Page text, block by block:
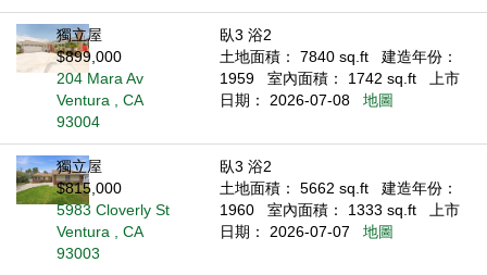
獨立屋
$899,000
204 Mara Av
Ventura , CA
93004
臥3 浴2
土地面積： 7840 sq.ft
建造年份：
1959
室內面積： 1742 sq.ft
上市
日期： 2026-07-08
地圖
獨立屋
$815,000
5983 Cloverly St
Ventura , CA
93003
臥3 浴2
土地面積： 5662 sq.ft
建造年份：
1960
室內面積： 1333 sq.ft
上市
日期： 2026-07-07
地圖